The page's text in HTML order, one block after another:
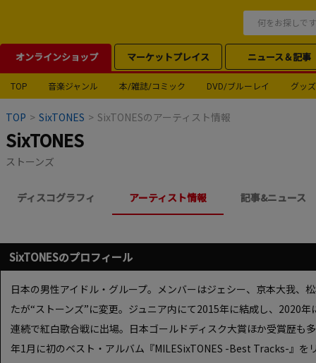
オンラインショップ マーケットプレイス ニュース＆記事
TOP 音楽ジャンル 本/雑誌/コミック DVD/ブルーレイ グッズ
TOP > SixTONES > SixTONESのアーティスト情報
SixTONES
ストーンズ
ディスコグラフィ アーティスト情報 記事&ニュース
SixTONESのプロフィール
日本の男性アイドル・グループ。メンバーはジェシー、京本大我、
たが“ストーンズ”に変更。ジュニア内にて2015年に結成し、2020
連続で紅白歌合戦に出場。日本ゴールドディスク大賞ほか受賞歴
年1月に初のベスト・アルバム『MILESixTONES -Best Tracks-』を